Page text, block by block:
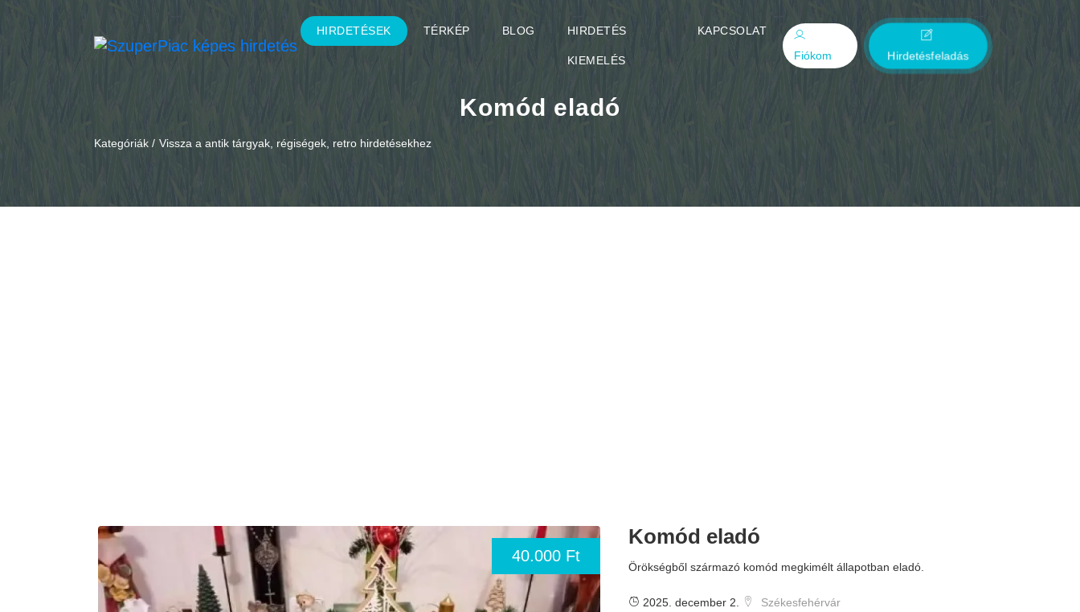
HIRDETÉSEK TÉRKÉP BLOG HIRDETÉS
KIEMELÉS
KAPCSOLAT
Fiókom
Hirdetésfeladás
Komód eladó
Kategóriák / Vissza a antik tárgyak, régiségek, retro hirdetésekhez
40.000 Ft
Komód eladó
Örökségből származó komód megkimélt állapotban eladó.
2025. december 2. Székesfehérvár